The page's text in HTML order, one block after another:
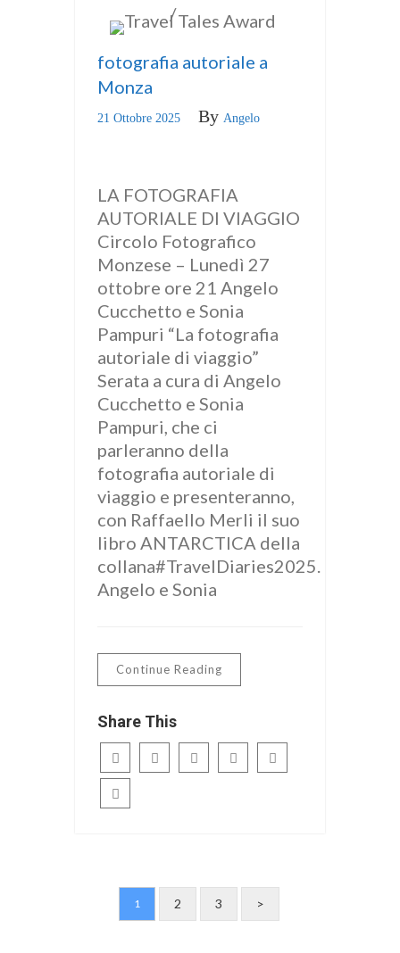
ITALIANO/news
fotografia autoriale a
Monza
21 Ottobre 2025 By Angelo
LA FOTOGRAFIA
AUTORIALE DI VIAGGIO
Circolo Fotografico
Monzese – Lunedì 27
ottobre ore 21 Angelo
Cucchetto e Sonia
Pampuri “La fotografia
autoriale di viaggio”
Serata a cura di Angelo
Cucchetto e Sonia
Pampuri, che ci
parleranno della
fotografia autoriale di
viaggio e presenteranno,
con Raffaello Merli il suo
libro ANTARCTICA della
collana#TravelDiaries2025.
Angelo e Sonia
Continue Reading
Share This
1 2 3 >